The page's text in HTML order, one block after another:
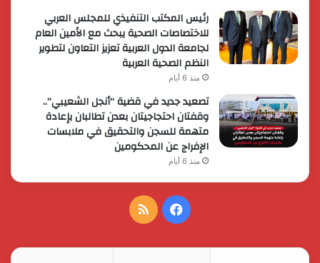
رئيس المكتب التنفيذي للمجلس العربي
للاختصاصات الصحية يبحث مع الأمين العام
لجامعة الدول العربية تعزيز التعاون لتطوير
النظم الصحية العربية
منذ 6 أيام
تصعيد جديد في قضية “أنجل الشعيبي”..
وقفتان احتجاجيتان بعدن تطالبان بإعادة
متهمة للسجن والتحقيق في ملابسات
الإفراج عن المحكومين
منذ 6 أيام
فيسبوكملخص